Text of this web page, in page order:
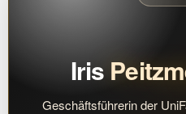
Iris
Geschäftsführerin der